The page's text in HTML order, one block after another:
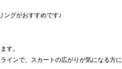
ングがおすすめです♪
す。
インで、スカートの広がりが気になる方に